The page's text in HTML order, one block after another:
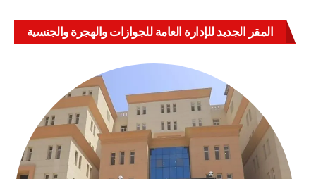
المقر الجديد للإدارة العامة للجوازات والهجرة والجنسية